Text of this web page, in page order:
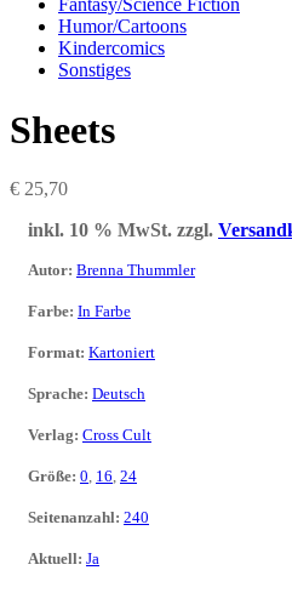
Fantasy/Science Fiction
Humor/Cartoons
Kindercomics
Sonstiges
Sheets
€ 25,70
inkl. 10 % MwSt. zzgl.
Autor: Brenna Thummler
Farbe: In Farbe
Format: Kartoniert
Sprache: Deutsch
Verlag: Cross Cult
Größe: 0, 16, 24
Seitenanzahl: 240
Aktuell: Ja